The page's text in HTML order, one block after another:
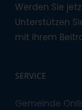
Werden Sie
Unterstützen
mit Ihrem
SERVICE
Gemeinde